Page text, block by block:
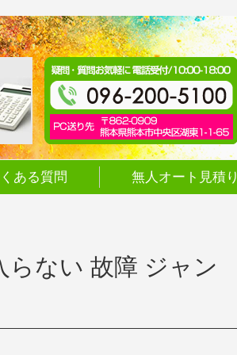
ある質問 無人オート見積り
ない 故障 ジャン